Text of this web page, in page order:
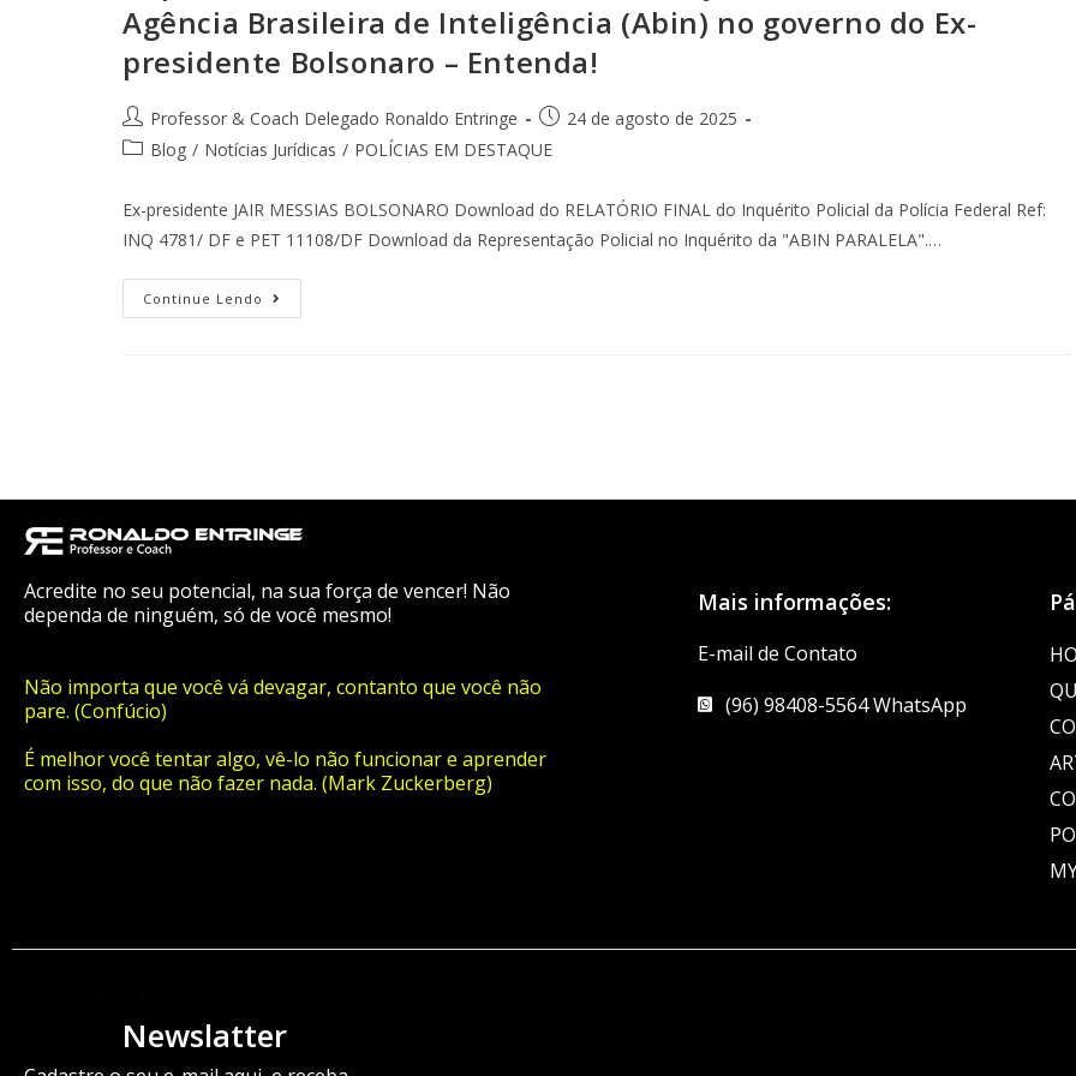
Agência Brasileira de Inteligência (Abin) no governo do Ex-
presidente Bolsonaro – Entenda!
Professor & Coach Delegado Ronaldo Entringe
24 de agosto de 2025
Blog / Notícias Jurídicas / POLÍCIAS EM DESTAQUE
Ex-presidente JAIR MESSIAS BOLSONARO Download do RELATÓRIO FINAL do Inquérito Policial da Polícia Federal Ref:
INQ 4781/ DF e PET 11108/DF Download da Representação Policial no Inquérito da "ABIN PARALELA".…
Continue Lendo
Acredite no seu potencial, na sua força de vencer! Não
dependa de ninguém, só de você mesmo!
Não importa que você vá devagar, contanto que você não
pare. (Confúcio)
É melhor você tentar algo, vê-lo não funcionar e aprender
com isso, do que não fazer nada. (Mark Zuckerberg)
Mais informações:
E-mail de Contato
(96) 98408-5564 WhatsApp
Newslatter